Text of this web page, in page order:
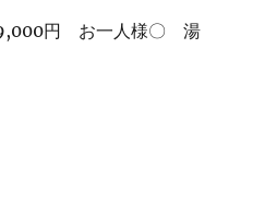
9,000円 お一人様〇 湯